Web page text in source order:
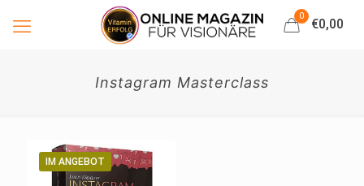
0
€0,00
Instagram Masterclass
IM ANGEBOT